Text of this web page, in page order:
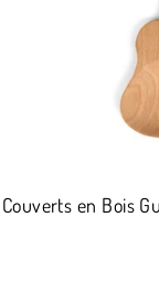
Couverts en Bois